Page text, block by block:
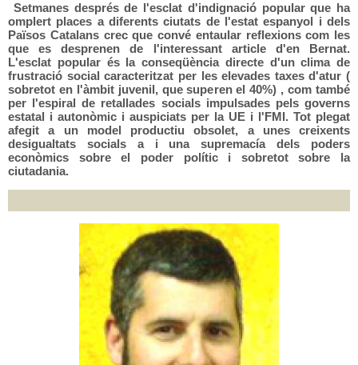
Setmanes després de l'esclat d'indignació popular que ha
omplert places a diferents ciutats de l'estat espanyol i dels
Països Catalans crec que convé entaular reflexions com les
que es desprenen de l'interessant article d'en Bernat.
L'esclat popular és la conseqüència directe d'un clima de
frustració social caracteritzat per les elevades taxes d'atur (
sobretot en l'àmbit juvenil, que superen el 40%) , com també
per l'espiral de retallades socials impulsades pels governs
estatal i autonòmic i auspiciats per la UE i l'FMI. Tot plegat
afegit a un model productiu obsolet, a unes creixents
desigualtats socials a i una supremacía dels poders
econòmics sobre el poder polític i sobretot sobre la
ciutadania.